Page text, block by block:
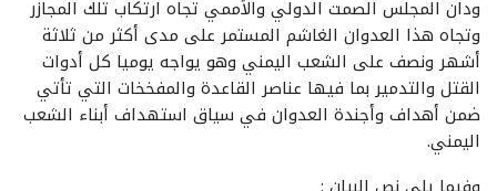
ودان المجلس الصمت الدولي والأممي تجاه ارتكاب تلك المجازر
وتجاه هذا العدوان الغاشم المستمر على مدى أكثر من ثلاثة
أشهر ونصف على الشعب اليمني وهو يواجه يوميا كل أدوات
القتل والتدمير بما فيها عناصر القاعدة والمفخخات التي تأتي
ضمن أهداف وأجندة العدوان في سياق استهداف أبناء الشعب
اليمني.